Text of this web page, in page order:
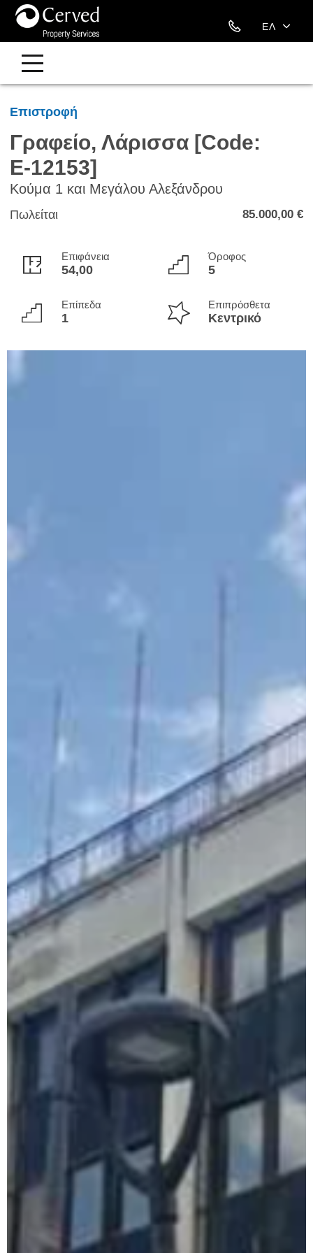
ΕΛ
EN
Επιστροφή
Γραφείο, Λάρισσα [Code:
Ε-12153]
Κούμα 1 και Μεγάλου Αλεξάνδρου
Πωλείται 85.000,00 €
Επιφάνεια
54,00
Όροφος
5
Επίπεδα
1
Επιπρόσθετα
Κεντρικό